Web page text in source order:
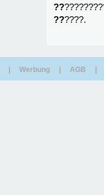
??
??????.
AGB
Werbung